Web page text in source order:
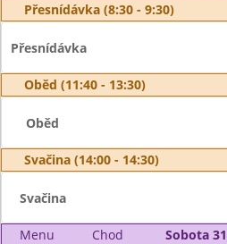
Přesnídávka (8:30 - 9:30)
Přesnídávka
Oběd (11:40 - 13:30)
Oběd
Svačina (14:00 - 14:30)
Svačina
Menu Chod
Sobota